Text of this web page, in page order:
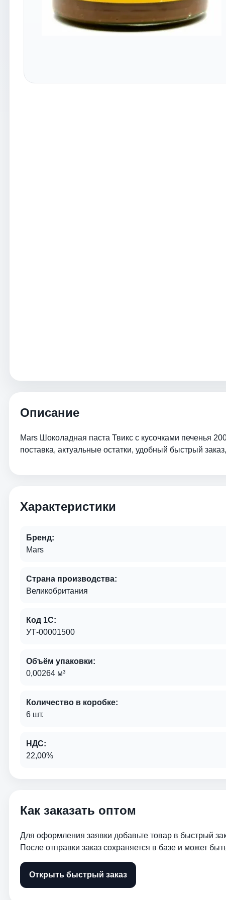
Описание
Mars Шоколадная паста Твикс с кусочками печенья
поставка, актуальные остатки, удобный быстрый
Характеристики
Бренд:
Mars
Страна производства:
Великобритания
Код 1С:
УТ-00001500
Объём упаковки:
0,00264 м³
Количество в коробке:
6 шт.
НДС:
22,00%
Как заказать оптом
Для оформления заявки добавьте товар в быстрый
После отправки заказ сохраняется в базе и может
Открыть быстрый заказ